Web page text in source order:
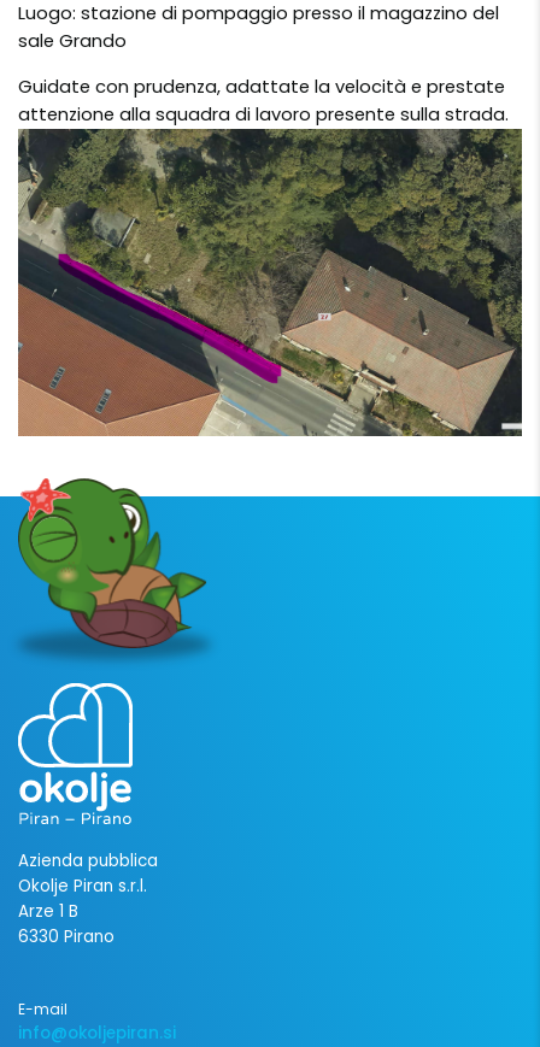
Luogo: stazione di pompaggio presso il magazzino del
sale Grando
Guidate con prudenza, adattate la velocità e prestate
attenzione alla squadra di lavoro presente sulla strada.
Azienda pubblica
Okolje Piran s.r.l.
Arze 1 B
6330 Pirano
E-mail
info@okoljepiran.si